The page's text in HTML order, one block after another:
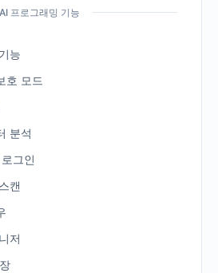
AI 프로그래밍 기능
능
호 모드
분석
그인
캔
저